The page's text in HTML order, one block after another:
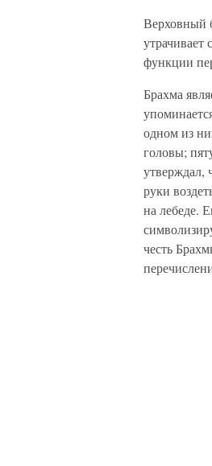
Верховный
функции
Брахма
одном из
головы;
утверждал,
руки
на лебеде.
честь